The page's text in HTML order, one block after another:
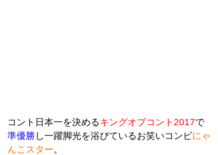
コント日本一を決めるキングオブコント2017で
準優勝 し一躍脚光を浴びているお笑いコンビにゃ
んこスター。